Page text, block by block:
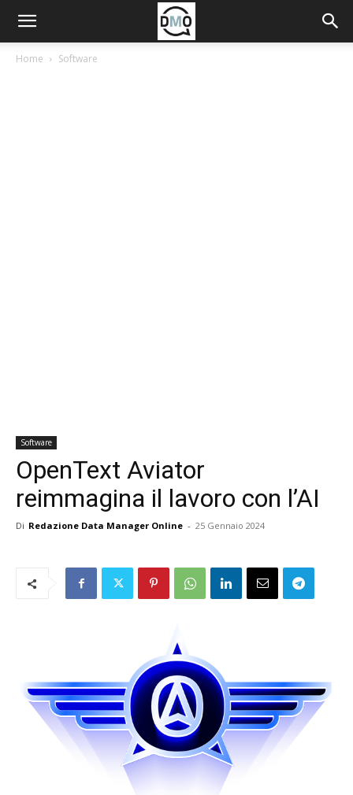
Home Software
Software
OpenText Aviator
reimmagina il lavoro con l’AI
Di Redazione Data Manager Online - 25 Gennaio 2024